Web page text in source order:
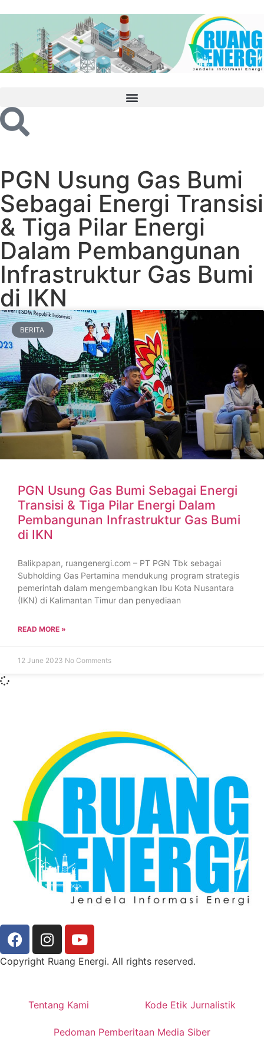
PGN Usung Gas Bumi
Sebagai Energi Transisi
& Tiga Pilar Energi
Dalam Pembangunan
Infrastruktur Gas Bumi
di IKN
BERITA
PGN Usung Gas Bumi Sebagai Energi
Transisi & Tiga Pilar Energi Dalam
Pembangunan Infrastruktur Gas Bumi
di IKN
Balikpapan, ruangenergi.com – PT PGN Tbk sebagai
Subholding Gas Pertamina mendukung program strategis
pemerintah dalam mengembangkan Ibu Kota Nusantara
(IKN) di Kalimantan Timur dan penyediaan
READ MORE »
12 June 2023 No Comments
Copyright Ruang Energi. All rights reserved.
Tentang Kami Kode Etik Jurnalistik
Pedoman Pemberitaan Media Siber